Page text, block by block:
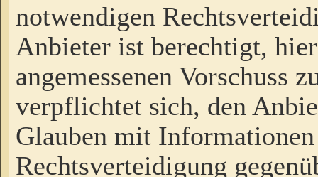
notwendigen
Anbieter ist berechtigt,
angemessenen Vorschuss
verpflichtet sich, den
Glauben mit
Rechtsverteidigung